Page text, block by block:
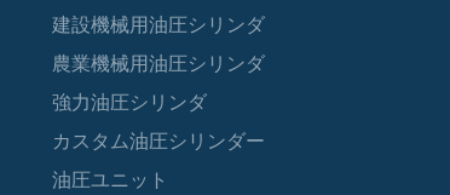
建設機械用油圧シリンダ
農業機械用油圧シリンダ
強力油圧シリンダ
カスタム油圧シリンダー
油圧ユニット